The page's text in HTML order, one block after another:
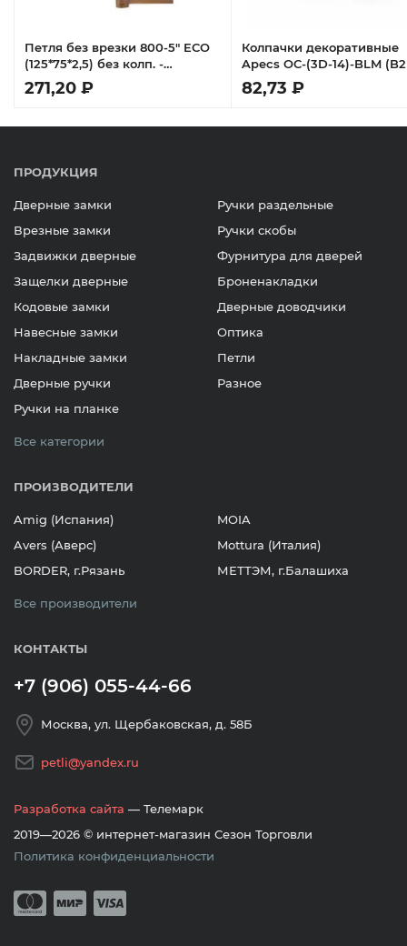
Петля без врезки 800-5" ECO
(125*75*2,5) без колп. -
Матовый кофе
271,20 ₽
Колпачки декоративные
Apecs OC-(3D-14)-BLM
82,73 ₽
ПРОДУКЦИЯ
Дверные замки
Врезные замки
Задвижки дверные
Защелки дверные
Кодовые замки
Навесные замки
Накладные замки
Дверные ручки
Ручки на планке
Ручки раздельные
Ручки скобы
Фурнитура для дверей
Броненакладки
Дверные доводчики
Оптика
Петли
Разное
Все категории
ПРОИЗВОДИТЕЛИ
Amig (Испания)
Avers (Аверс)
BORDER, г.Рязань
MOIA
Mottura (Италия)
МЕТТЭМ, г.Балашиха
Все производители
КОНТАКТЫ
+7 (906) 055-44-66
Москва, ул. Щербаковская, д. 58Б
petli@yandex.ru
Разработка сайта — Телемарк
2019—2026 © интернет-магазин Сезон Торговли
Политика конфиденциальности
Принимается оплата банковскими